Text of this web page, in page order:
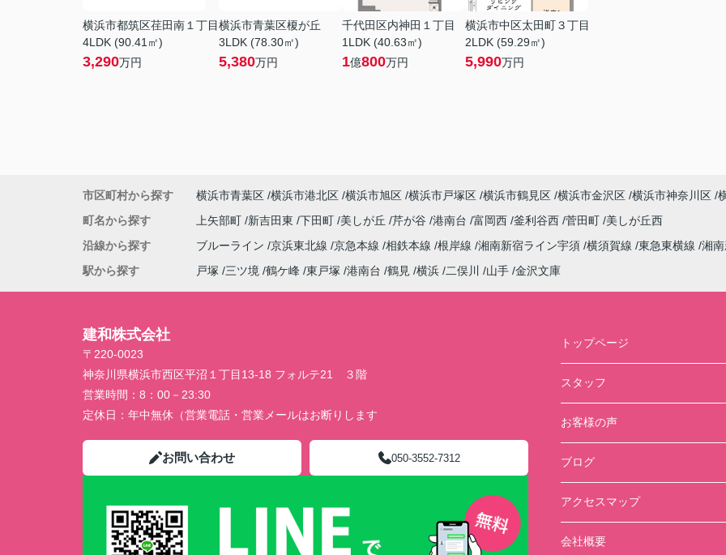
横浜市都筑区荏田南１丁目
4LDK (90.41㎡)
3,290万円
横浜市青葉区榎が丘
3LDK (78.30㎡)
5,380万円
千代田区内神田１丁目
1LDK (40.63㎡)
1億800万円
横浜市中区太田町３丁目
2LDK (59.29㎡)
5,990万円
市区町村から探す 横浜市青葉区 横浜市港北区 横浜市旭区 横浜市戸塚区 横浜市鶴見区 横浜市金沢区 横浜市神奈川区
町名から探す
上矢部町 新吉田東 下田町 美しが丘 芹が谷 港南台 富岡西 釜利谷西 菅田町 美しが丘西
沿線から探す
ブルーライン 京浜東北線 京急本線 相鉄本線 根岸線 湘南新宿ライン宇須 横須賀線 東急東横線 湘
駅から探す
戸塚 三ツ境 鶴ケ峰 東戸塚 港南台 鶴見 横浜 二俣川 山手 金沢文庫
建和株式会社
〒220-0023
神奈川県横浜市西区平沼１丁目13-18 フォルテ21 ３階
営業時間： 8：00－23:30
定休日： 年中無休（営業電話・営業メールはお断りします
お問い合わせ 050-3552-7312
トップページ
スタッフ
お客様の声
ブログ
アクセスマップ
会社概要